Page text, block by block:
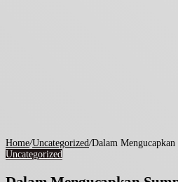
Home/Uncategorized/Dalam
Uncategorized